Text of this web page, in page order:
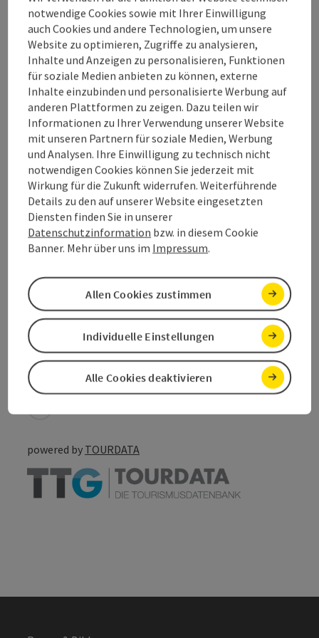
Dessous, Move-Toys, Erotik-DVDs
Contact
Opening hours
Arrival
Accessibility
save post
Go to shortlist
Print article
Nearby
powered by TOURDATA
notwendige Cookies sowie mit Ihrer Einwilligung
auch Cookies und andere Technologien, um unsere
Website zu optimieren, Zugriffe zu analysieren,
Inhalte und Anzeigen zu personalisieren, Funktionen
für soziale Medien anbieten zu können, externe
Inhalte einzubinden und personalisierte Werbung auf
anderen Plattformen zu zeigen. Dazu teilen wir
Informationen zu Ihrer Verwendung unserer Website
mit unseren Partnern für soziale Medien, Werbung
und Analysen. Ihre Einwilligung zu technisch nicht
notwendigen Cookies können Sie jederzeit mit
Wirkung für die Zukunft widerrufen. Weiterführende
Details zu den auf unserer Website eingesetzten
Diensten finden Sie in unserer
Datenschutzinformation bzw. in diesem Cookie
Banner. Mehr über uns im Impressum.
Alle Cookies deaktivieren
Individuelle Einstellungen
Allen Cookies zustimmen